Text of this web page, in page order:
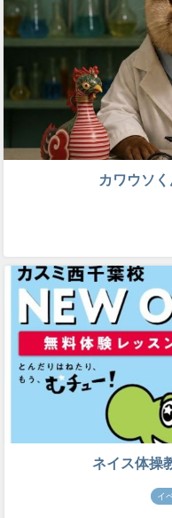
カワウソ
ネイス体操
イ